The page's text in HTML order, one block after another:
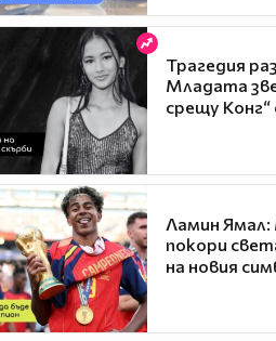
Трагедия
Младата
срещу
Ламин
покори
на новия